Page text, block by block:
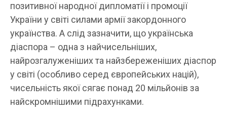
позитивної народної дипломатії і промоції
України у світі силами армії закордонного
українства. А слід зазначити, що українська
діаспора – одна з найчисельніших,
найрозгалуженіших та найзбереженіших діаспор
у світі (особливо серед європейських націй),
чисельність якої сягає понад 20 мільйонів за
найскромнішими підрахунками.